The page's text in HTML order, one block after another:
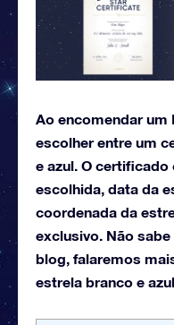
Ao encomendar um
escolher entre um
e azul. O
escolhida, data da
coordenada da
exclusivo. Não
blog, falaremos
estrela branco e